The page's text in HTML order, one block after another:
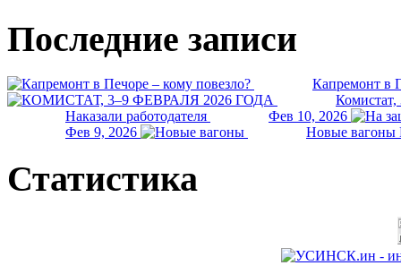
Последние записи
Капремонт в
Комистат,
Наказали работодателя
Фев 10, 2026
Фев 9, 2026
Новые вагоны
Статистика